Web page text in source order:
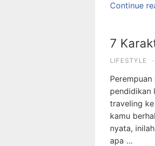
Continue
7
LIFESTYLE ·
pendidikan
traveling
kamu
nyata,
apa …